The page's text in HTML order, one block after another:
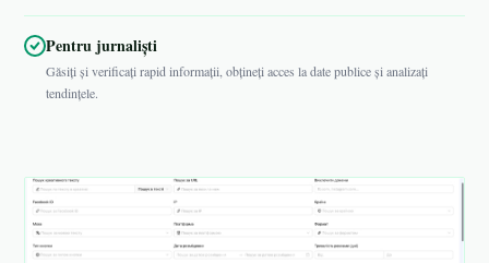
Pentru jurnaliști
Găsiți și verificați rapid informații, obțineți acces la date publice și analizați
tendințele.